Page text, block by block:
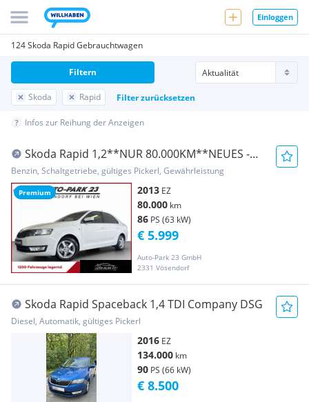
Einloggen
124 Skoda Rapid Gebrauchtwagen
Skoda Rapid Filter zurücksetzen
Filtern
Infos zur Reihung der Anzeigen
Premium
Skoda Rapid 1,2**NUR 80.000KM**NEUES -
PICKERL6/2027*...
Benzin, Schaltgetriebe, gültiges Pickerl, Gewährleistung
2013 EZ
80.000 km
86 PS (63 kW)
Auto-Park 23 GmbH
2331 Vösendorf
€ 5.999
Skoda Rapid Spaceback 1,4 TDI Company DSG
Diesel, Automatik, gültiges Pickerl
2016 EZ
134.000 km
90 PS (66 kW)
€ 8.500